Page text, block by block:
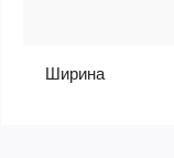
Ширина